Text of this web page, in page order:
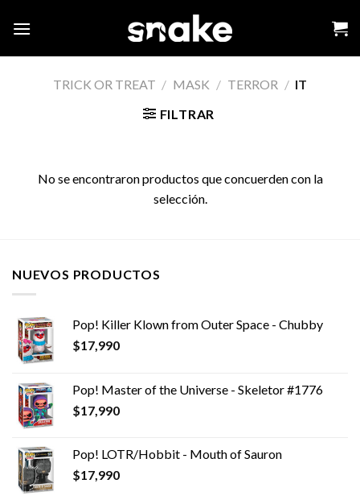
TRICK OR TREAT / MASK / TERROR / IT
FILTRAR
No se encontraron productos que concuerden con la
selección.
NUEVOS PRODUCTOS
Pop! Killer Klown from Outer Space - Chubby
$17,990
Pop! Master of the Universe - Skeletor #1776
$17,990
Pop! LOTR/Hobbit - Mouth of Sauron
$17,990